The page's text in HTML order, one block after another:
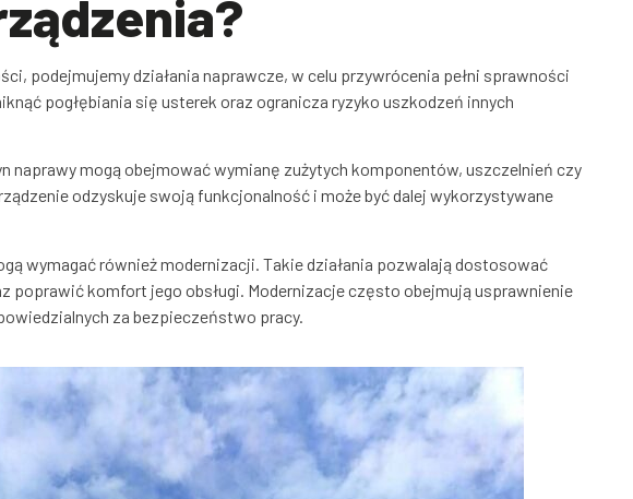
podejmujemy działania naprawcze, w celu przywrócenia pełni sprawności
pogłębiania się usterek oraz ogranicza ryzyko uszkodzeń innych
naprawy mogą obejmować wymianę zużytych komponentów, uszczelnień czy
odzyskuje swoją funkcjonalność i może być dalej wykorzystywane
wymagać również modernizacji. Takie działania pozwalają dostosować
poprawić komfort jego obsługi. Modernizacje często obejmują usprawnienie
za bezpieczeństwo pracy.